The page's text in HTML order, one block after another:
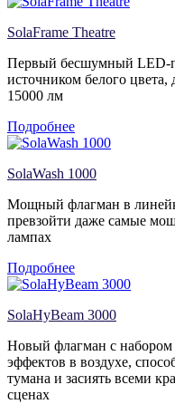
SolaFrame Theatre
Первый бесшумный LED-
источником белого
15000 лм
Подробнее
SolaWash 1000
Мощный флагман в
превзойти даже самые
лампах
Подробнее
SolaHyBeam 3000
Новый флагман с
эффектов в воздухе,
тумана и засиять всеми
сценах